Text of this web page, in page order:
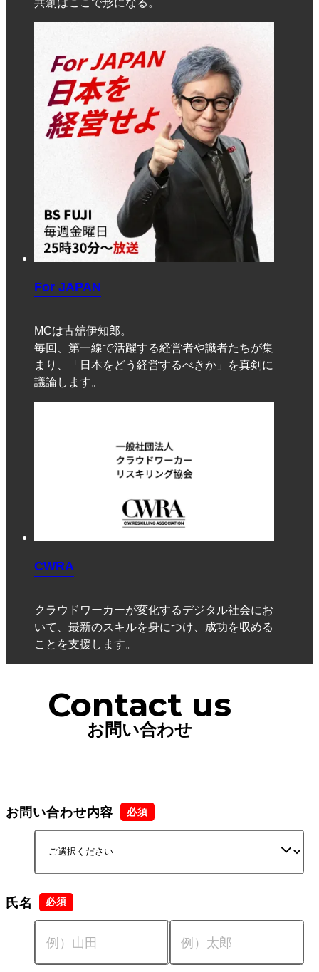
For JAPAN
MCは古舘伊知郎。
毎回、第一線で活躍する経営者や識者たちが集
まり、「日本をどう経営するべきか」を真剣に
議論します。
CWRA
クラウドワーカーが変化するデジタル社会にお
いて、最新のスキルを身につけ、成功を収める
ことを支援します。
Contact us
お問い合わせ
お問い合わせ内容
氏名